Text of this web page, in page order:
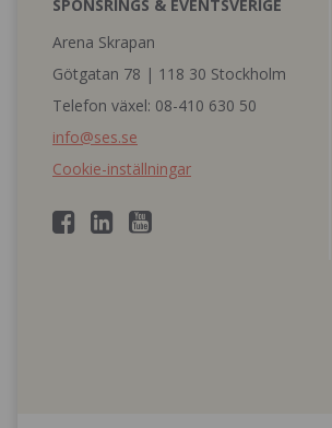
SPONSRINGS & EVENTSVERIGE
Arena Skrapan
Götgatan 78 | 118 30 Stockholm
Telefon växel: 08-410 630 50
info@ses.se
Cookie-inställningar